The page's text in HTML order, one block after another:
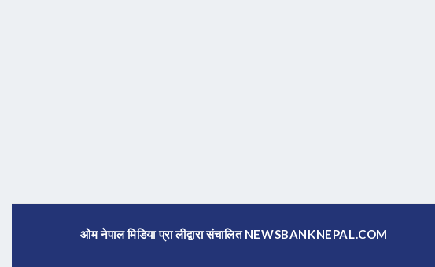
ओम नेपाल मिडिया प्रा लीद्वारा संचालित NEWSBANKNEPAL.COM